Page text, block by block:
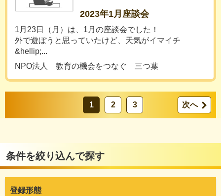
2023年1月座談会
1月23日（月）は、1月の座談会でした！
外で遊ぼうと思っていたけど、天気がイマイチ
&hellip;...
NPO法人 教育の機会をつなぐ 三つ葉
1 2 3 次へ
条件を絞り込んで探す
登録形態